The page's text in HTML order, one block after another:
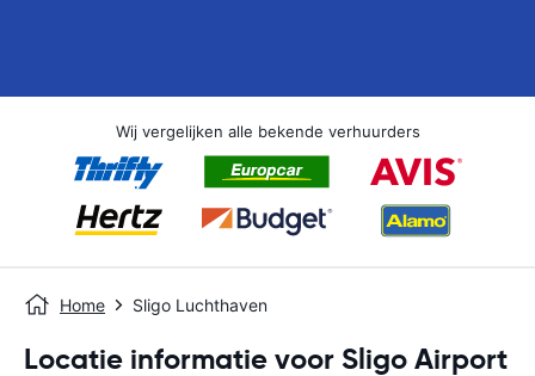
Wij vergelijken alle bekende verhuurders
Home Sligo Luchthaven
Locatie informatie voor Sligo Airport